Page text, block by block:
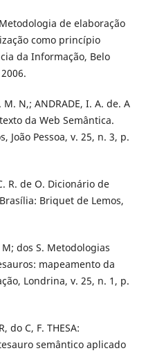
Metodologia de elaboração
como princípio
da Informação, Belo
M. N,; ANDRADE, I. A. de. A
da Web Semântica.
João Pessoa, v. 25, n. 3, p.
R. de O. Dicionário de
Briquet de Lemos,
M; dos S. Metodologias
mapeamento da
Londrina, v. 25, n. 1, p.
do C, F. THESA:
semântico aplicado